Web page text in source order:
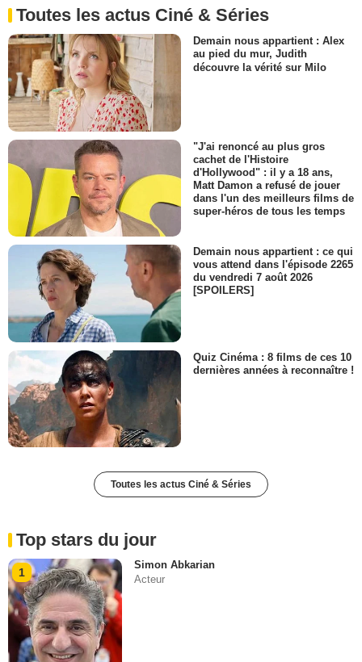
Toutes les actus Ciné & Séries
Demain nous appartient : Alex
au pied du mur, Judith
découvre la vérité sur Milo
"J'ai renoncé au plus gros
cachet de l'Histoire
d'Hollywood" : il y a 18 ans,
Matt Damon a refusé de jouer
dans l'un des meilleurs films de
super-héros de tous les temps
Demain nous appartient : ce qui
vous attend dans l'épisode 2265
du vendredi 7 août 2026
[SPOILERS]
Quiz Cinéma : 8 films de ces 10
dernières années à reconnaître !
Toutes les actus Ciné & Séries
Top stars du jour
1
Simon Abkarian
Acteur